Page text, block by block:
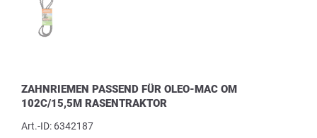
ZAHNRIEMEN PASSEND FÜR OLEO-MAC OM
102C/15,5M RASENTRAKTOR
Art.-ID: 6342187